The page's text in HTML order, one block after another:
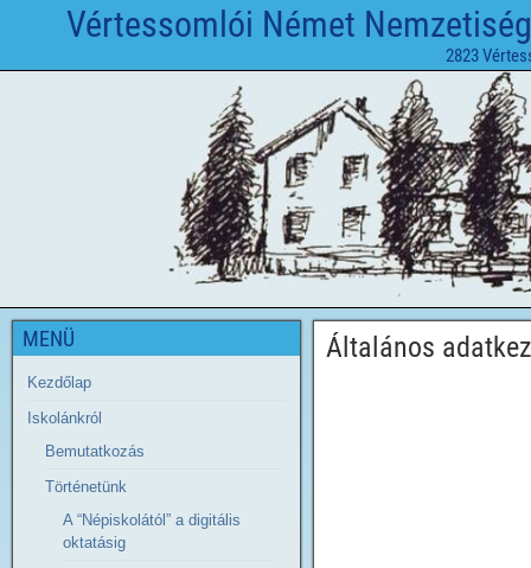
Vértessomlói Német
2823
Általános
MENÜ
Kezdőlap
Iskolánkról
Bemutatkozás
Történetünk
A “Népiskolától” a digitális
oktatásig